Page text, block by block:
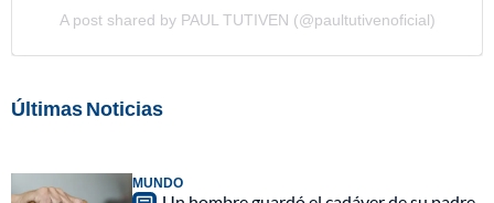
A post shared by PAUL TUTIVEN (@paultutivenoficial)
Últimas Noticias
MUNDO